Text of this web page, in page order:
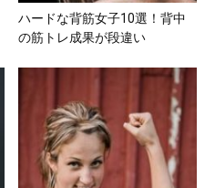
ハードな背筋女子10選！背中
の筋トレ成果が段違い